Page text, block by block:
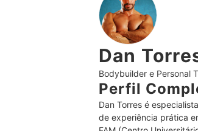
Dan
Bodybuilder e Personal
Perfil
Dan Torres é
de experiência prática